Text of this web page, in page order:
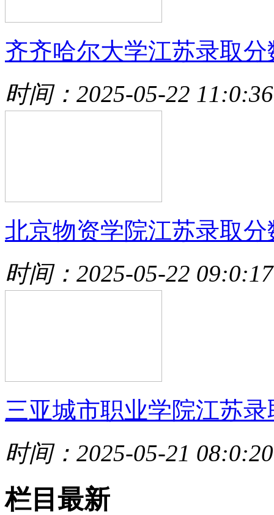
齐齐哈尔大学江苏录取分
时间：2025-05-22 11:0:36
北京物资学院江苏录取分
时间：2025-05-22 09:0:17
三亚城市职业学院江苏录
时间：2025-05-21 08:0:20
栏目最新